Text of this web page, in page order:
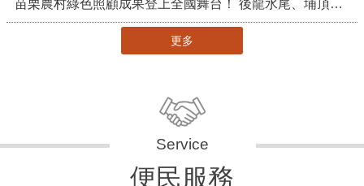
苗栗農村綠色照顧成果登上全國舞台！ 後龍水尾、埔頂社區前進2026高齡健康產業博覽會
更多
便民服務